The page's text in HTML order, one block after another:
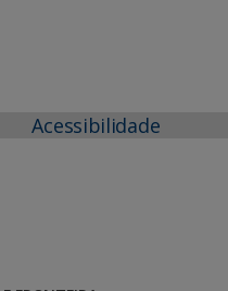
Acessibilidade